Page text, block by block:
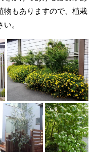
物もありますので、植栽
。